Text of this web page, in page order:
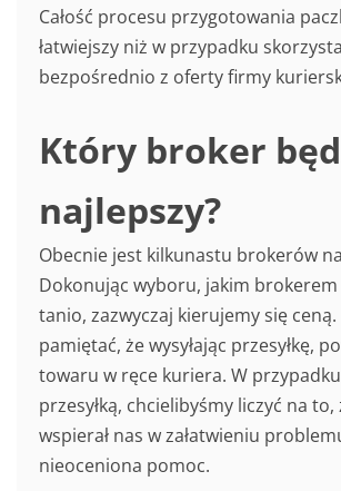
Całość procesu przygotowania
łatwiejszy niż w przypadku
bezpośrednio z oferty firmy
Który broker
najlepszy?
Obecnie jest kilkunastu brokerów
Dokonując wyboru, jakim brokerem
tanio, zazwyczaj kierujemy się
pamiętać, że wysyłając przesyłkę,
towaru w ręce kuriera. W
przesyłką, chcielibyśmy liczyć na to,
wspierał nas w załatwieniu
nieoceniona pomoc.